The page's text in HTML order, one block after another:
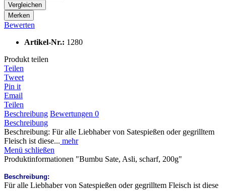
Vergleichen
Merken
Bewerten
Artikel-Nr.: 1280
Produkt teilen
Teilen
Tweet
Pin it
Email
Teilen
Beschreibung Bewertungen 0
Beschreibung
Beschreibung: Für alle Liebhaber von Satespießen oder gegrilltem
Fleisch ist diese... mehr
Menü schließen
Produktinformationen "Bumbu Sate, Asli, scharf, 200g"
Beschreibung:
Für alle Liebhaber von Satespießen oder gegrilltem Fleisch ist diese